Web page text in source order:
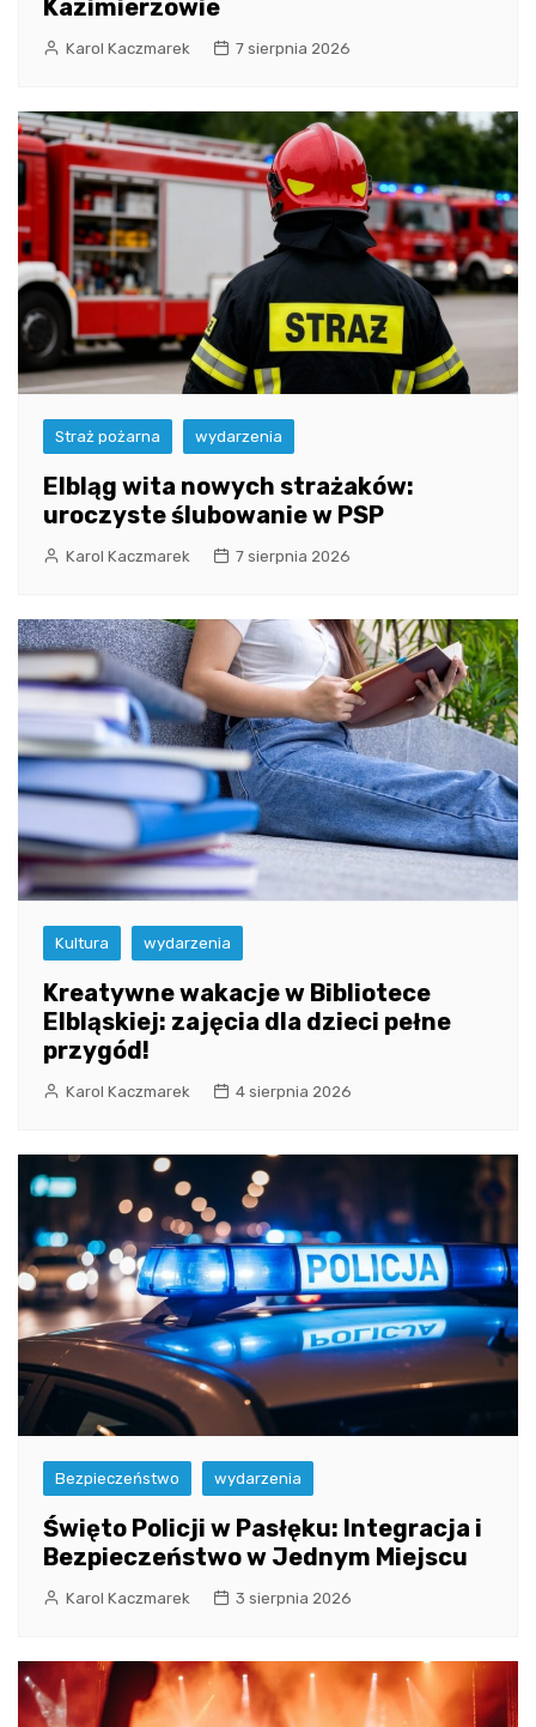
Kazimierzowie
Karol Kaczmarek 7 sierpnia 2026
Straż pożarna wydarzenia
Elbląg wita nowych strażaków:
uroczyste ślubowanie w PSP
Karol Kaczmarek 7 sierpnia 2026
Kultura wydarzenia
Kreatywne wakacje w Bibliotece
Elbląskiej: zajęcia dla dzieci pełne
przygód!
Karol Kaczmarek 4 sierpnia 2026
Bezpieczeństwo wydarzenia
Święto Policji w Pasłęku: Integracja i
Bezpieczeństwo w Jednym Miejscu
Karol Kaczmarek 3 sierpnia 2026